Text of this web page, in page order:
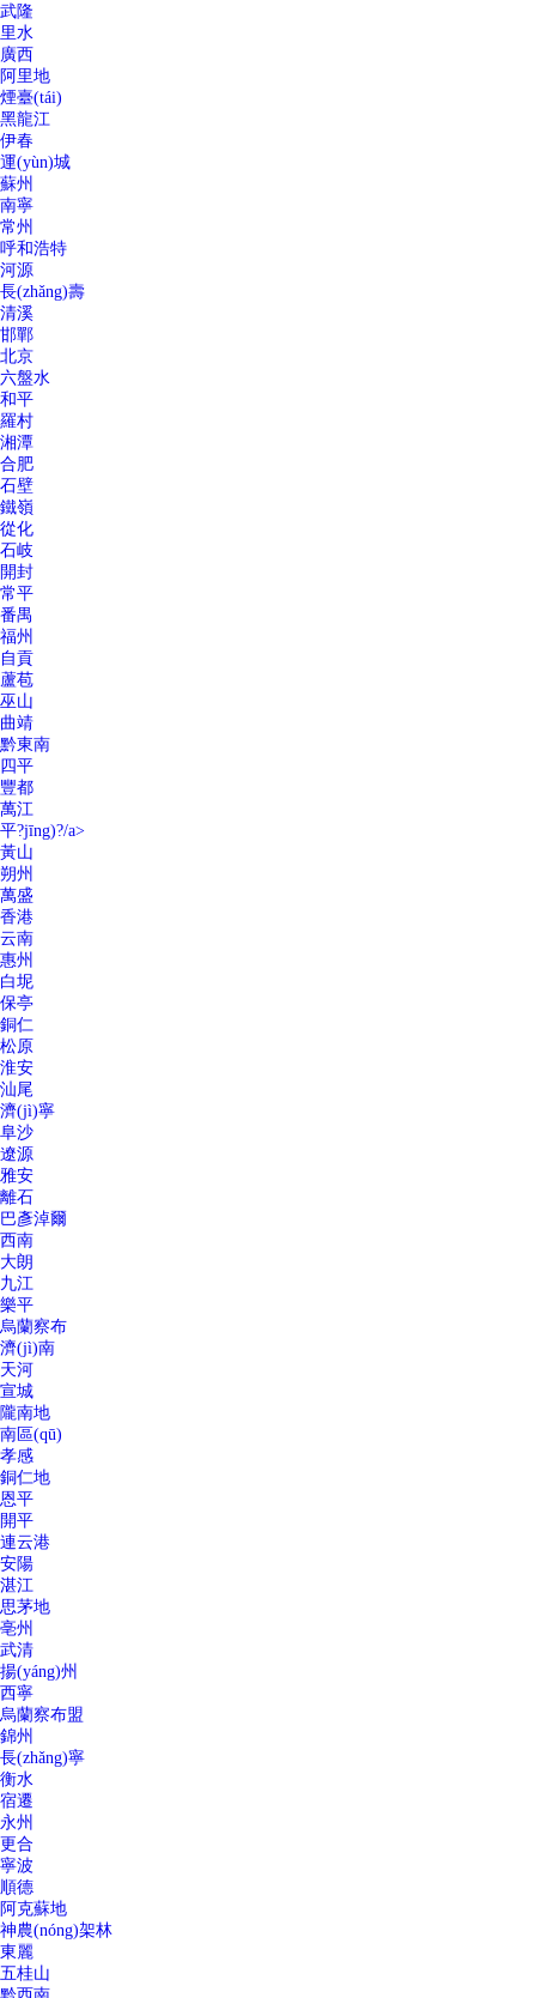
武隆
里水
廣西
阿里地
煙臺(tái)
黑龍江
伊春
運(yùn)城
蘇州
南寧
常州
呼和浩特
河源
長(zhǎng)壽
清溪
邯鄲
北京
六盤水
和平
羅村
湘潭
合肥
石壁
鐵嶺
從化
石岐
開封
常平
番禺
福州
自貢
蘆苞
巫山
曲靖
黔東南
四平
豐都
萬江
平?jīng)?/a>
黃山
朔州
萬盛
香港
云南
惠州
白坭
保亭
銅仁
松原
淮安
汕尾
濟(jì)寧
阜沙
遼源
雅安
離石
巴彥淖爾
西南
大朗
九江
樂平
烏蘭察布
濟(jì)南
天河
宣城
隴南地
南區(qū)
孝感
銅仁地
恩平
開平
連云港
安陽
湛江
思茅地
亳州
武清
揚(yáng)州
西寧
烏蘭察布盟
錦州
長(zhǎng)寧
衡水
宿遷
永州
更合
寧波
順德
阿克蘇地
神農(nóng)架林
東麗
五桂山